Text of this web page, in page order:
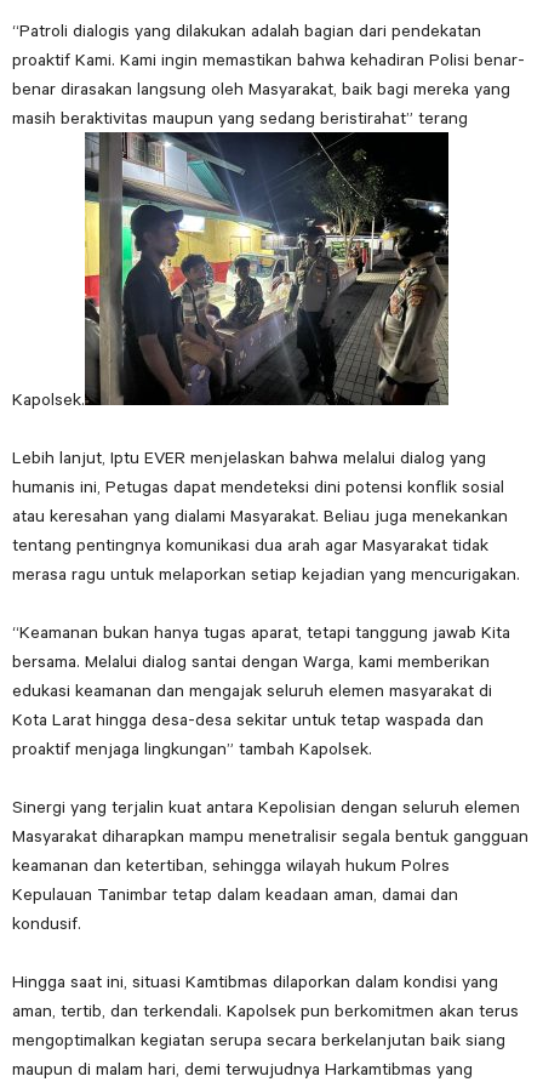
“Patroli dialogis yang dilakukan adalah bagian dari pendekatan
proaktif Kami. Kami ingin memastikan bahwa kehadiran Polisi benar-
benar dirasakan langsung oleh Masyarakat, baik bagi mereka yang
masih beraktivitas maupun yang sedang beristirahat” terang
Kapolsek.
Lebih lanjut, Iptu EVER menjelaskan bahwa melalui dialog yang
humanis ini, Petugas dapat mendeteksi dini potensi konflik sosial
atau keresahan yang dialami Masyarakat. Beliau juga menekankan
tentang pentingnya komunikasi dua arah agar Masyarakat tidak
merasa ragu untuk melaporkan setiap kejadian yang mencurigakan.
“Keamanan bukan hanya tugas aparat, tetapi tanggung jawab Kita
bersama. Melalui dialog santai dengan Warga, kami memberikan
edukasi keamanan dan mengajak seluruh elemen masyarakat di
Kota Larat hingga desa-desa sekitar untuk tetap waspada dan
proaktif menjaga lingkungan” tambah Kapolsek.
Sinergi yang terjalin kuat antara Kepolisian dengan seluruh elemen
Masyarakat diharapkan mampu menetralisir segala bentuk gangguan
keamanan dan ketertiban, sehingga wilayah hukum Polres
Kepulauan Tanimbar tetap dalam keadaan aman, damai dan
kondusif.
Hingga saat ini, situasi Kamtibmas dilaporkan dalam kondisi yang
aman, tertib, dan terkendali. Kapolsek pun berkomitmen akan terus
mengoptimalkan kegiatan serupa secara berkelanjutan baik siang
maupun di malam hari, demi terwujudnya Harkamtibmas yang